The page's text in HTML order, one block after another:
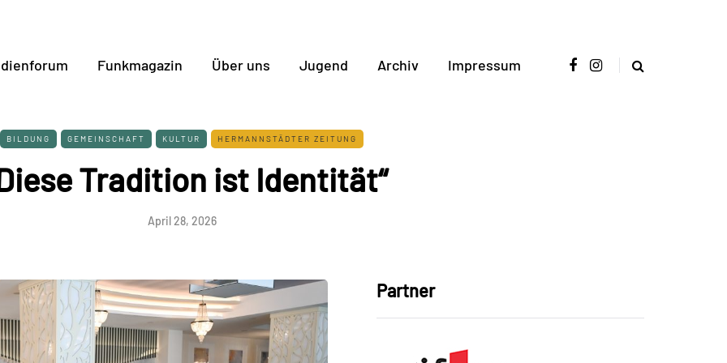
Funkmagazin Über uns Jugend Archiv Impressum
BILDUNG GEMEINSCHAFT KULTUR HERMANNSTÄDTER ZEITUNG
Tradition ist Identität“
April 28, 2026
Partner